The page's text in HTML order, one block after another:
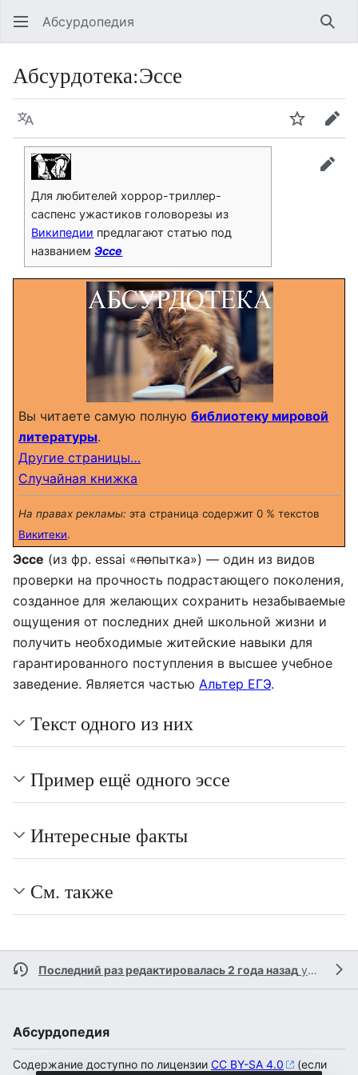
Абсурдопедия
Абсурдотека:Эссе
Язык
Для любителей хоррор-триллер-
саспенс ужастиков головорезы из
Википедии предлагают статью под
названиемЭссе
Вы читаете самую полнуюбиблиотеку мировой
литературы.
Другие страницы…
Случайная книжка
На правах рекламы: эта страница содержит 0 % текстов
Викитеки.
Эссе (из фр. essai «попытка») — один из видов
проверки на прочность подрастающего поколения,
созданное для желающих сохранить незабываемые
ощущения от последних дней школьной жизни и
получить необходимые житейские навыки для
гарантированного поступления в высшее учебное
заведение. Является частью Альтер ЕГЭ.
Текст одного из них
Пример ещё одного эссе
Интересные факты
См. также
Последний раз редактировалась 2 года назад участником
Абсурдопедия
Содержание доступно по лицензии CC BY-SA 4.0
(если